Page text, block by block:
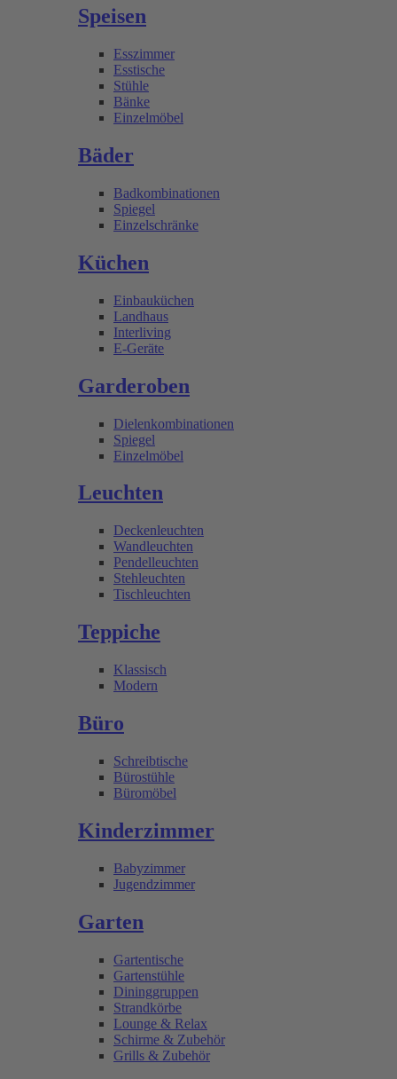
Speisen
Esszimmer
Esstische
Stühle
Bänke
Einzelmöbel
Bäder
Badkombinationen
Spiegel
Einzelschränke
Küchen
Einbauküchen
Landhaus
Interliving
E-Geräte
Garderoben
Dielenkombinationen
Spiegel
Einzelmöbel
Leuchten
Deckenleuchten
Wandleuchten
Pendelleuchten
Stehleuchten
Tischleuchten
Teppiche
Klassisch
Modern
Büro
Schreibtische
Bürostühle
Büromöbel
Kinderzimmer
Babyzimmer
Jugendzimmer
Garten
Gartentische
Gartenstühle
Dininggruppen
Strandkörbe
Lounge & Relax
Schirme & Zubehör
Grills & Zubehör